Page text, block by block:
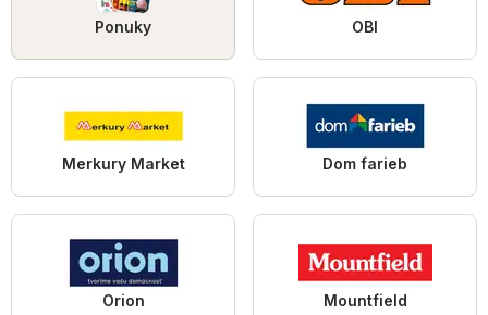
Ponuky OBI
Merkury Market Dom farieb
Orion Mountfield